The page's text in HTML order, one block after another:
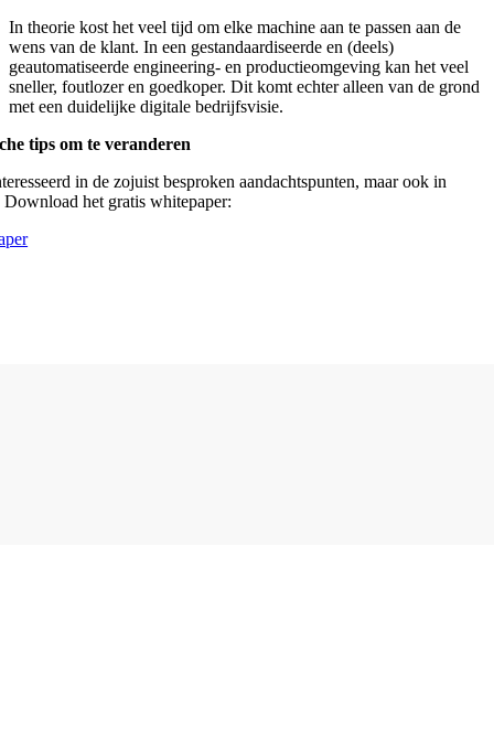
In theorie kost het veel tijd om elke machine aan te passen aan de
wens van de klant. In een gestandaardiseerde en (deels)
geautomatiseerde engineering- en productieomgeving kan het veel
sneller, foutlozer en goedkoper. Dit komt echter alleen van de grond
met een duidelijke digitale bedrijfsvisie.
tips om te veranderen
in de zojuist besproken aandachtspunten, maar ook in
Download het gratis whitepaper: